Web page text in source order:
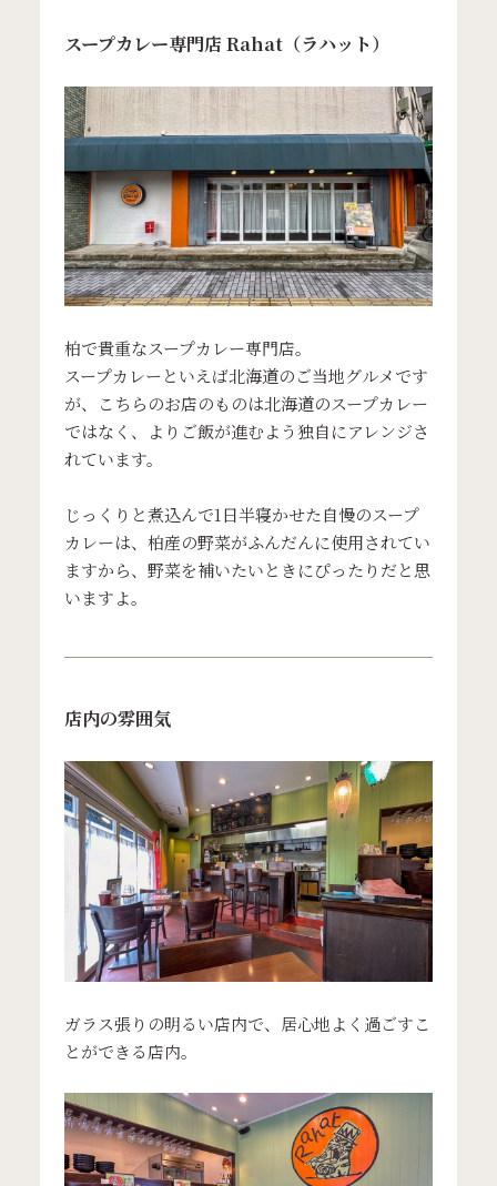
スープカレー専門店 Rahat（ラハット）
柏で貴重なスープカレー専門店。
スープカレーといえば北海道のご当地グルメです
が、こちらのお店のものは北海道のスープカレー
ではなく、よりご飯が進むよう独自にアレンジさ
れています。
じっくりと煮込んで1日半寝かせた自慢のスープ
カレーは、柏産の野菜がふんだんに使用されてい
ますから、野菜を補いたいときにぴったりだと思
いますよ。
店内の雰囲気
ガラス張りの明るい店内で、居心地よく過ごすこ
とができる店内。